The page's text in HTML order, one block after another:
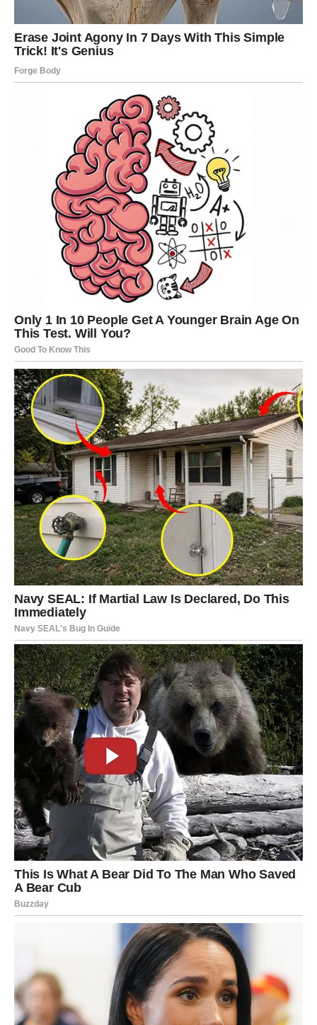
skrivene namjere. Kada osjetiš da možeš vjerovati
nekome, spreman si učiniti sve za tu osobu.
si u vezi, mnoge stvari će konačno doći na svoje mjesto.
Partner će pokazati više razumijevanja nego ranije, a
zajednički planovi počet će se ostvarivati.
Moguće je da ćete razgovarati o budućnosti, zajedničkom
životu ili donijeti važnu odluku koja će vašu vezu učiniti
još stabilnijom.
Ako si slobodan ili slobodna, pred tobom je poznanstvo
sa osobom koja neće biti glasna niti nametljiva. Upravo
njena smirenost, pažnja i iskrenost osvojit će tvoje srce.
Sudbina ti poručuje da ne tražiš savršenstvo. Prava ljubav
nije bez grešaka. Ona je spremnost da dvije osobe
zajedno rastu, uče i pobjeđuju sve prepreke.
Pred tobom je period u kojem ćeš konačno shvatiti koliko
vrijedi mirno i iskreno srce.
AKO SI IZABRAO ČETVRTI
LJUBAVNI PAR
Tvoj izbor pokazuje da si prošao kroz razočaranja koja su
ostavila trag. Možda još uvijek postoji dio tebe koji se boji
ponovo otvoriti srce.
Ali upravo zato naredni dani donose najveću promjenu.
Sudbina priprema susret ili razgovor koji će promijeniti
tvoje razmišljanje o ljubavi. Neko će ti dokazati da nisu svi
ljudi isti i da još uvijek postoje osobe koje znaju voljeti
iskreno.
Ako si u vezi, očekuje vas iskren razgovor koji će ukloniti
sve sumnje. Ono što je dugo bilo prešućeno konačno će
izaći na vidjelo i donijeti veliko olakšanje.
Ako si slobodan ili slobodna, vrlo brzo ćeš upoznati
osobu koja će unijeti potpuno novu energiju u tvoj život.
Biće to neko ko neće odustati nakon prvog razgovora,
već će se truditi da te upozna onakvog kakav zaista jesi.